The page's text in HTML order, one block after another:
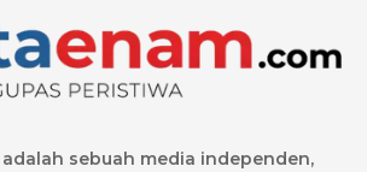
adalah sebuah media independen,